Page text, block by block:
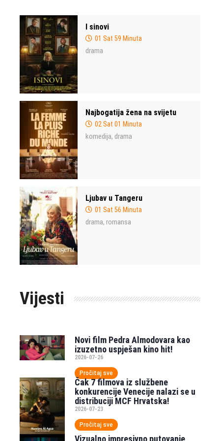
I sinovi
01 Sat 59 Minuta
drama
Najbogatija žena na svijetu
02 Sat 01 Minuta
komedija, drama
Ljubav u Tangeru
01 Sat 56 Minuta
drama, romansa
Vijesti
Novi film Pedra Almodovara kao
izuzetno uspješan kino hit!
2026-07-26
Pročitaj sve
Čak 7 filmova iz službene
konkurencije Venecije nalazi se u
distribuciji MCF Hrvatska!
2026-07-23
Pročitaj sve
Vizualno impresivno putovanje